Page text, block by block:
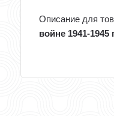
Описание для
войне 1941-1945